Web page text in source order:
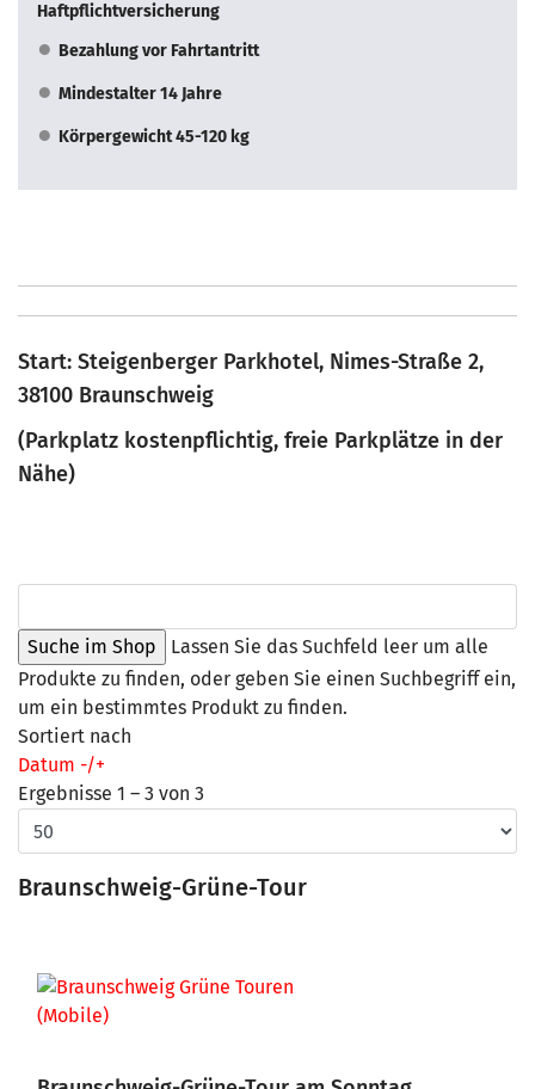
Haftpflichtversicherung
Bezahlung vor Fahrtantritt
Mindestalter 14 Jahre
Körpergewicht 45-120 kg
Start: Steigenberger Parkhotel, Nimes-Straße 2,
38100 Braunschweig
(Parkplatz kostenpflichtig, freie Parkplätze in der
Nähe)
Lassen Sie das Suchfeld leer um alle
Produkte zu finden, oder geben Sie einen Suchbegriff ein,
um ein bestimmtes Produkt zu finden.
Sortiert nach
Datum -/+
Ergebnisse 1 – 3 von 3
Braunschweig-Grüne-Tour